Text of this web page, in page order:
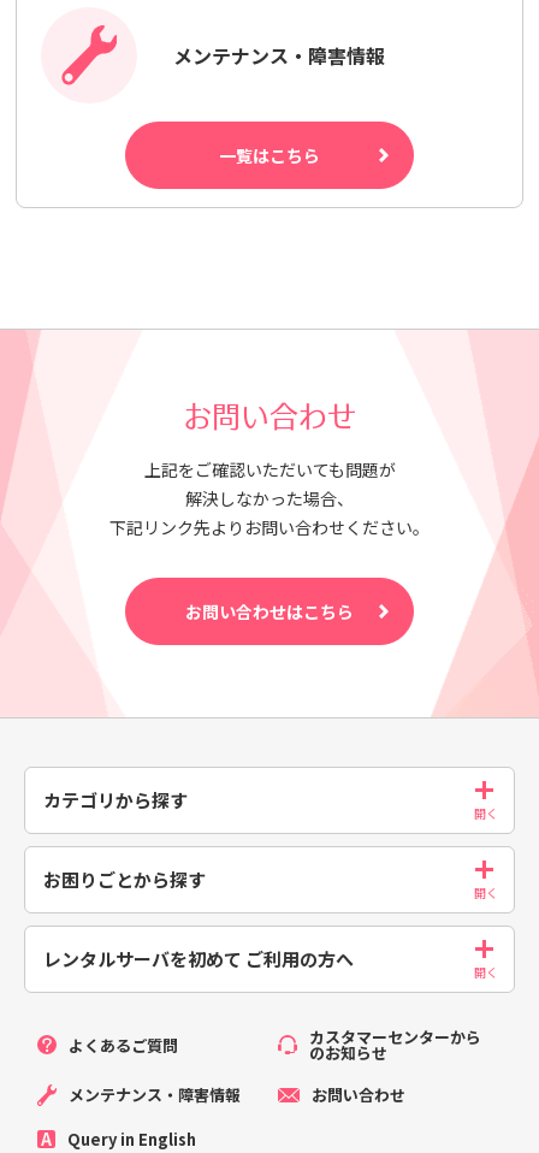
メンテナンス・障害情報
一覧はこちら
お問い合わせ
上記をご確認いただいても問題が
解決しなかった場合、
下記リンク先よりお問い合わせください。
お問い合わせはこちら
カテゴリから探す
お困りごとから探す
レンタルサーバを初めて ご利用の方へ
よくあるご質問 カスタマーセンターから
のお知らせ
メンテナンス・障害情報
お問い合わせ
Query in English